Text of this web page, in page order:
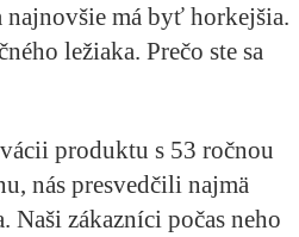
najnovšie má byť horkejšia.
ležiaka. Prečo ste sa
produktu s 53 ročnou
nás presvedčili najmä
Naši zákazníci počas neho